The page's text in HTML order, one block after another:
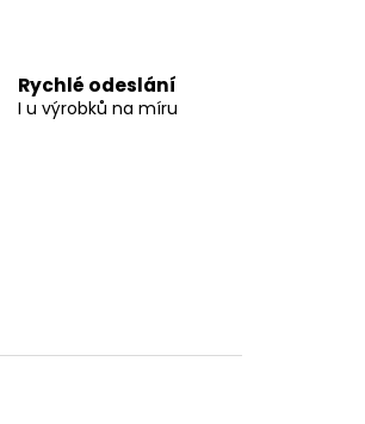
Rychlé odeslání
I u výrobků na míru